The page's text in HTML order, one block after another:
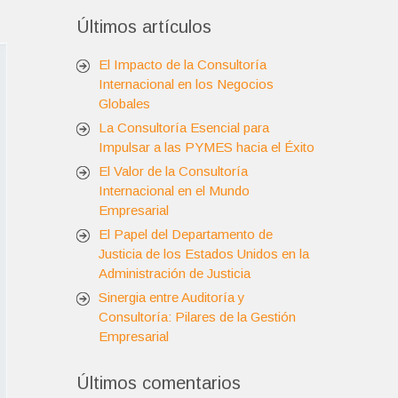
Últimos artículos
El Impacto de la Consultoría
Internacional en los Negocios
Globales
La Consultoría Esencial para
Impulsar a las PYMES hacia el Éxito
El Valor de la Consultoría
Internacional en el Mundo
Empresarial
El Papel del Departamento de
Justicia de los Estados Unidos en la
Administración de Justicia
Sinergia entre Auditoría y
Consultoría: Pilares de la Gestión
Empresarial
Últimos comentarios